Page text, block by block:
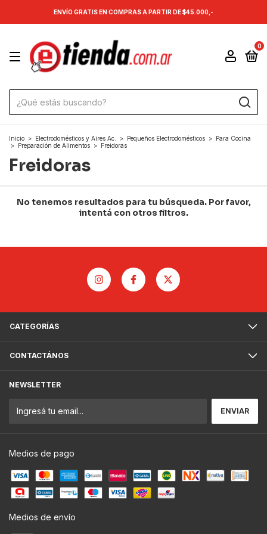
ENVÍO GRATIS EN COMPRAS A PARTIR DE $45.000,-
0
Inicio > Electrodomésticos y Aires Ac. > Pequeños Electrodomésticos > Para Cocina
> Preparación de Alimentos > Freidoras
Freidoras
No tenemos resultados para tu búsqueda. Por favor,
intentá con otros filtros.
CATEGORÍAS
CONTACTÁNOS
NEWSLETTER
Medios de pago
Medios de envío